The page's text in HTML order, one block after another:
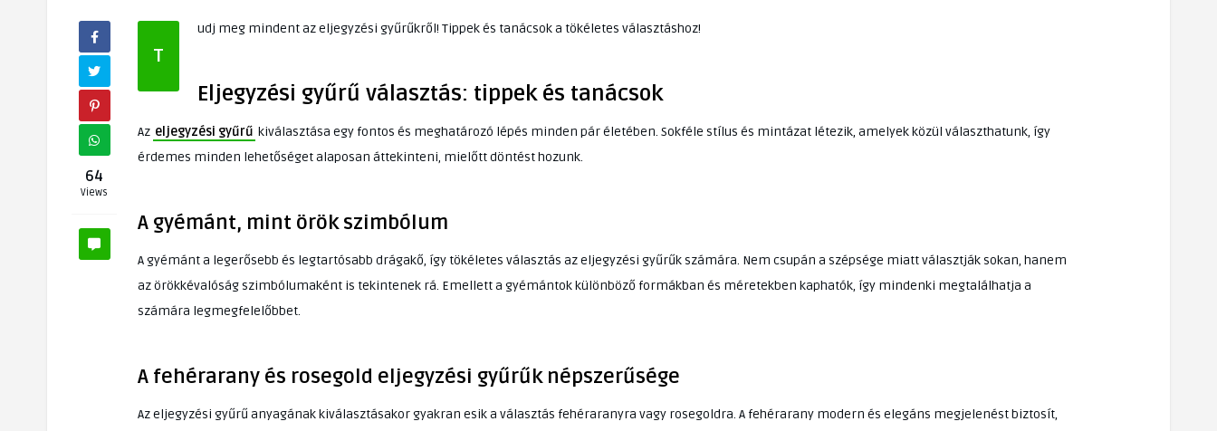
64
Views
T
udj meg mindent az eljegyzési gyűrűkről! Tippek és tanácsok a tökéletes választáshoz!
Eljegyzési gyűrű választás: tippek és tanácsok
Az eljegyzési gyűrű kiválasztása egy fontos és meghatározó lépés minden pár életében. Sokféle stílus és mintázat létezik, amelyek közül választhatunk, így
érdemes minden lehetőséget alaposan áttekinteni, mielőtt döntést hozunk.
A gyémánt, mint örök szimbólum
A gyémánt a legerősebb és legtartósabb drágakő, így tökéletes választás az eljegyzési gyűrűk számára. Nem csupán a szépsége miatt választják sokan, hanem
az örökkévalóság szimbólumaként is tekintenek rá. Emellett a gyémántok különböző formákban és méretekben kaphatók, így mindenki megtalálhatja a
számára legmegfelelőbbet.
A fehérarany és rosegold eljegyzési gyűrűk népszerűsége
Az eljegyzési gyűrű anyagának kiválasztásakor gyakran esik a választás fehéraranyra vagy rosegoldra. A fehérarany modern és elegáns megjelenést biztosít,